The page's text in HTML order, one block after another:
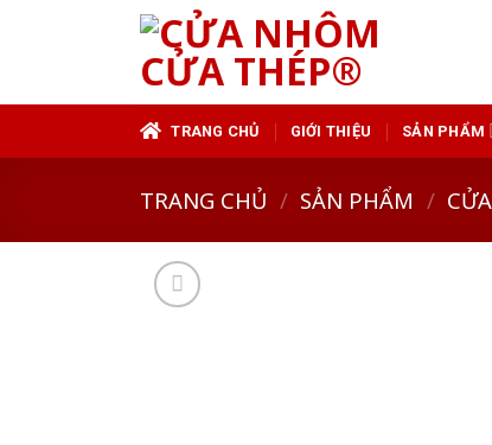
TRANG CHỦ GIỚI THIỆU SẢN PHẨM
TRANG CHỦ / SẢN PHẨM /